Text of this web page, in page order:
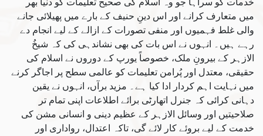
میں متعارف کرانے اور اس دینِ حنیف کے بارے میں پھیلائی جانے
والی غلط فہمیوں اور منفی تصورات کے ازالے کے لیے انجام دے
رہے ہیں۔ انہوں نے اس بات کی بھی نشاندہی کی کہ شیخُ
الازہر کے بیرونِ ملک، خصوصاً یورپ کے دوروں نے اسلام کی
حقیقی، معتدل اور پُرامن تعلیمات کو عالمی سطح پر اجاگر کرنے
میں نہایت اہم کردار ادا کیا ہے۔ مزید برآں، انہوں نے یقین
دہانی کرائی کہ جنرل اتھارٹی برائے اطلاعات اپنی تمام تر
صلاحیتیں اور وسائل الازہر کے عظیم دینی و انسانی مشن کی
خدمت کے لیے بروئے کار لائے گی، تاکہ اعتدال، رواداری اور